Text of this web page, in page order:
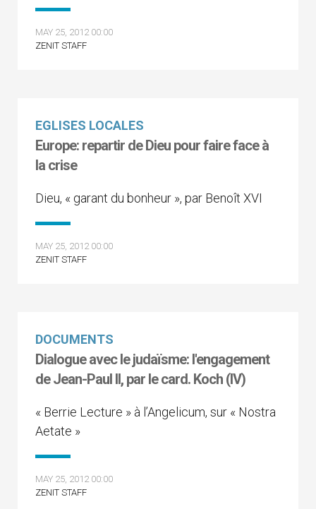
MAY 25, 2012 00:00
ZENIT STAFF
EGLISES LOCALES
Europe: repartir de Dieu pour faire face à
la crise
Dieu, « garant du bonheur », par Benoît XVI
MAY 25, 2012 00:00
ZENIT STAFF
DOCUMENTS
Dialogue avec le judaïsme: l'engagement
de Jean-Paul II, par le card. Koch (IV)
« Berrie Lecture » à l’Angelicum, sur « Nostra
Aetate »
MAY 25, 2012 00:00
ZENIT STAFF